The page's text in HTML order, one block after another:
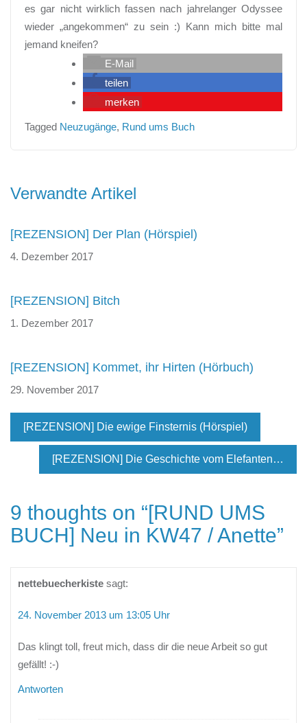
es gar nicht wirklich fassen nach jahrelanger Odyssee
wieder „angekommen“ zu sein :) Kann mich bitte mal
jemand kneifen?
E-Mail
teilen
merken
Tagged Neuzugänge, Rund ums Buch
Verwandte Artikel
[REZENSION] Der Plan (Hörspiel)
4. Dezember 2017
[REZENSION] Bitch
1. Dezember 2017
[REZENSION] Kommet, ihr Hirten (Hörbuch)
29. November 2017
Beitragsnavigation
[REZENSION] Die ewige Finsternis (Hörspiel)
[REZENSION] Die Geschichte vom Elefanten…
9 thoughts on “[RUND UMS
BUCH] Neu in KW47 / Anette”
nettebuecherkiste sagt:
24. November 2013 um 13:05 Uhr
Das klingt toll, freut mich, dass dir die neue Arbeit so gut
gefällt! :-)
Antworten